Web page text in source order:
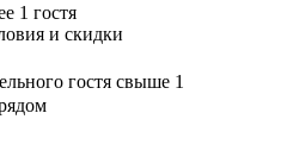
1 гостя
и скидки
гостя свыше 1